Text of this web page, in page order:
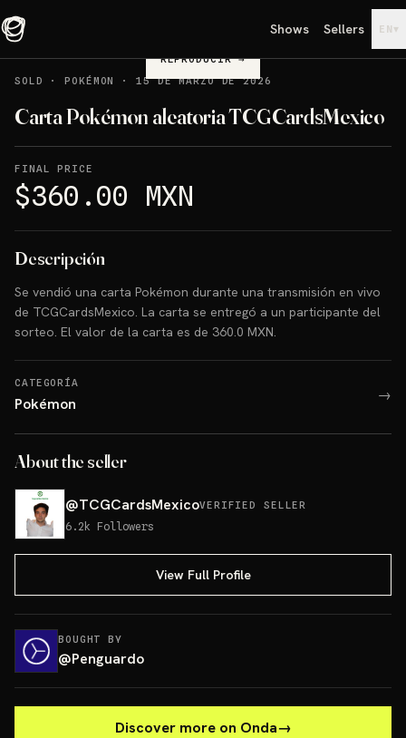
Shows Sellers EN ▾
REPRODUCIR→
SOLD
·POKÉMON · 15 DE MARZO DE 2026
Carta Pokémon aleatoria TCGCardsMexico
FINAL PRICE
$360.00 MXN
Descripción
Se vendió una carta Pokémon durante una transmisión en vivo
de TCGCardsMexico. La carta se entregó a un participante del
sorteo. El valor de la carta es de 360.0 MXN.
CATEGORÍA
Pokémon →
About the seller
@TCGCardsMexicoVERIFIED SELLER
6.2k Followers
View Full Profile
BOUGHT BY
@Penguardo
Discover more on Onda→